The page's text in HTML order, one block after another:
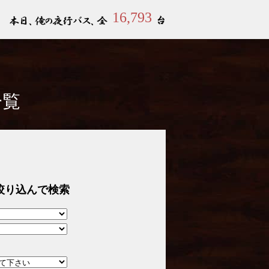
16,793
り込んで検索